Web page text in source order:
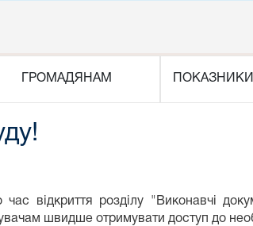
ГРОМАДЯНАМ ПОКАЗНИКИ
час відкриття розділу "Виконавчі
швидше отримувати доступ до